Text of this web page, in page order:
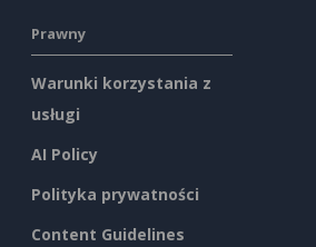
Prawny
Warunki korzystania z
usługi
AI Policy
Polityka prywatności
Content Guidelines